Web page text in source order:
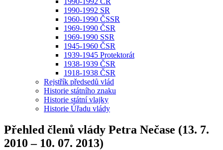
1990-1992 SR
1960-1990 ČSSR
1969-1990 ČSR
1969-1990 SSR
1945-1960 ČSR
1939-1945 Protektorát
1938-1939 ČSR
1918-1938 ČSR
Rejstřík předsedů vlád
Historie státního znaku
Historie státní vlajky
Historie Úřadu vlády
Přehled členů vlády Petra Nečase (13. 7.
2010 – 10. 07. 2013)